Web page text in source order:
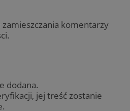
komentarzy
dodana.
jej treść zostanie